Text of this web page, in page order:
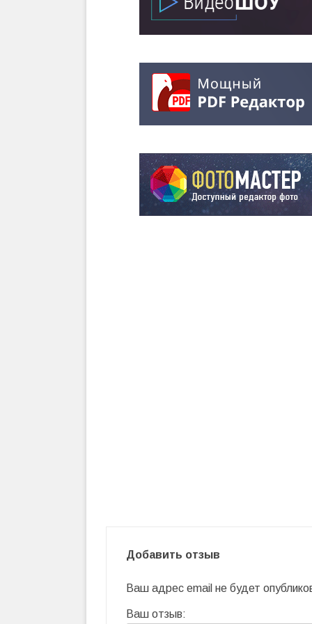
Добавить отзыв
Ваш адрес email не будет
Ваш отзыв: